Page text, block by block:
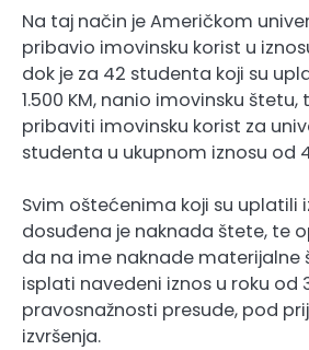
Na taj način je Američkom
pribavio imovinsku korist u
dok je za 42 studenta koji su
1.500 KM, nanio imovinsku štetu,
pribaviti imovinsku korist za
studenta u ukupnom iznosu od
Svim oštećenima koji su uplatili
dosuđena je naknada štete, te
da na ime naknade
isplati navedeni iznos u roku od
pravosnažnosti presude, pod
izvršenja.